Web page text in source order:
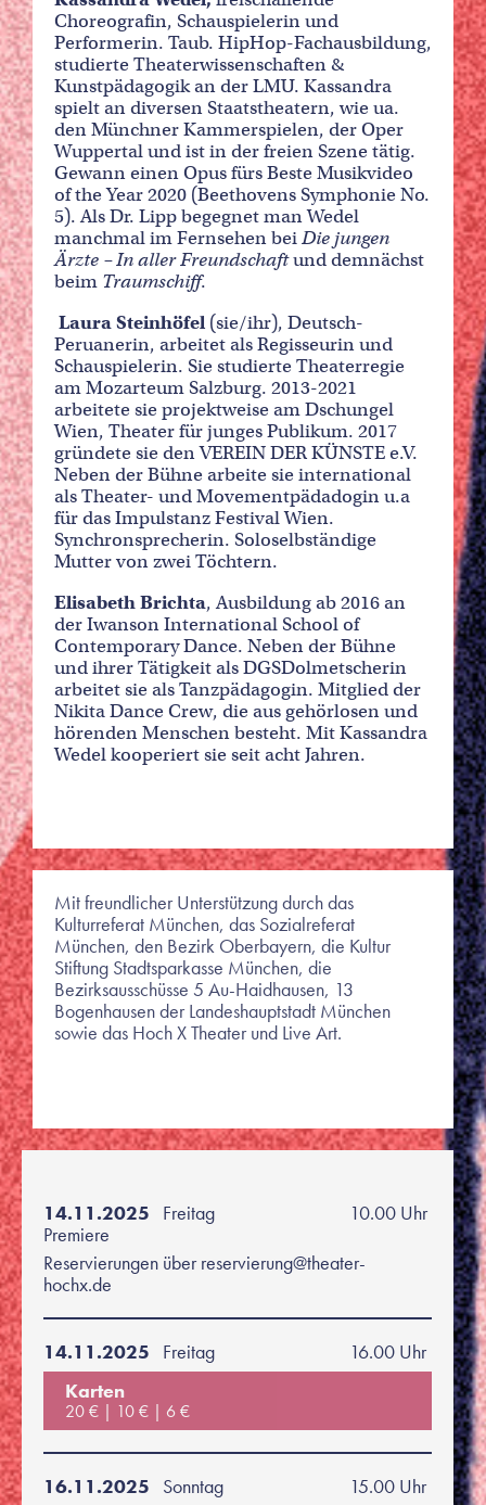
Choreografin, Schauspielerin und
Performerin. Taub. HipHop-Fachausbildung,
studierte Theaterwissenschaften &
Kunstpädagogik an der LMU. Kassandra
spielt an diversen Staatstheatern, wie ua.
den Münchner Kammerspielen, der Oper
Wuppertal und ist in der freien Szene tätig.
Gewann einen Opus fürs Beste Musikvideo
of the Year 2020 (Beethovens Symphonie No.
5). Als Dr. Lipp begegnet man Wedel
manchmal im Fernsehen beiDie jungen
Ärzte – In aller Freundschaftund demnächst
beim Traumschiff.
Laura Steinhöfel (sie/ihr), Deutsch-
Peruanerin, arbeitet als Regisseurin und
Schauspielerin. Sie studierte Theaterregie
am Mozarteum Salzburg. 2013-2021
arbeitete sie projektweise am Dschungel
Wien, Theater für junges Publikum. 2017
gründete sie den VEREIN DER KÜNSTE e.V.
Neben der Bühne arbeite sie international
als Theater- und Movementpädadogin u.a
für das Impulstanz Festival Wien.
Synchronsprecherin. Soloselbständige
Mutter von zwei Töchtern.
Elisabeth Brichta, Ausbildung ab 2016 an
der Iwanson International School of
Contemporary Dance. Neben der Bühne
und ihrer Tätigkeit als DGSDolmetscherin
arbeitet sie als Tanzpädagogin. Mitglied der
Nikita Dance Crew, die aus gehörlosen und
hörenden Menschen besteht. Mit Kassandra
Wedel kooperiert sie seit acht Jahren.
Mit freundlicher Unterstützung durch das
Kulturreferat München, das Sozialreferat
München, den Bezirk Oberbayern, die Kultur
Stiftung Stadtsparkasse München, die
Bezirksausschüsse 5 Au-Haidhausen, 13
Bogenhausen der Landeshauptstadt München
sowie das Hoch X Theater und Live Art.
14.11.2025 Freitag
10.00 Uhr
Premiere
Reservierungen über reservierung@theater-
hochx.de
14.11.2025 Freitag
16.00 Uhr
Karten
20 € 10 € 6 €
16.11.2025 Sonntag
15.00 Uhr